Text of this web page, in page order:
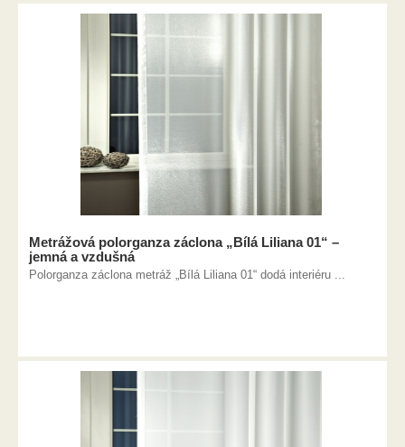
Metrážová polorganza záclona „Bílá Liliana 01“ –
jemná a vzdušná
Polorganza záclona metráž „Bílá Liliana 01“ dodá interiéru ...